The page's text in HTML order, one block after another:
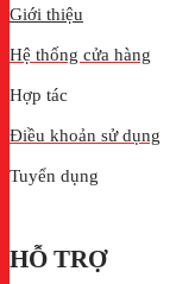
Giới thiệu
Hệ thống cửa hàng
Hợp tác
Điều khoản sử dụng
Tuyển dụng
HỖ TRỢ